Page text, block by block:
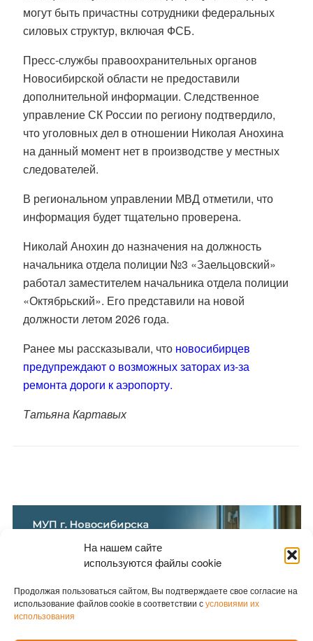
На нашем сайте
используются файлы cookie
Продолжая пользоваться сайтом, Вы подтверждаете свое согласие на
использование файлов cookie в соответствии сусловиями их
использования
могут быть причастны сотрудники федеральных
силовых структур, включая ФСБ.
Пресс-службы правоохранительных органов
Новосибирской области не предоставили
дополнительной информации. Следственное
управление СК России по региону подтвердило,
что уголовных дел в отношении Николая Анохина
на данный момент нет в производстве у местных
следователей.
В региональном управлении МВД отметили, что
информация будет тщательно проверена.
Николай Анохин до назначения на должность
начальника отдела полиции №3 «Заельцовский»
работал заместителем начальника отдела полиции
«Октябрьский». Его представили на новой
должности летом 2026 года.
Ранее мы рассказывали, что новосибирцев
предупреждают о возможных заторах из-за
ремонта дороги к аэропорту.
Татьяна Картавых